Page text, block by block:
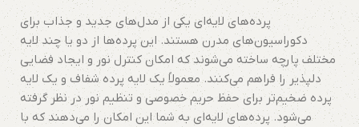
پرده‌های لایه‌ای یکی از مدل‌های جدید و جذاب برای
دکوراسیون‌های مدرن هستند. این پرده‌ها از دو یا چند لایه
مختلف پارچه ساخته می‌شوند که امکان کنترل نور و ایجاد فضایی
دلپذیر را فراهم می‌کنند. معمولاً یک لایه پرده شفاف و یک لایه
پرده ضخیم‌تر برای حفظ حریم خصوصی و تنظیم نور در نظر گرفته
می‌شود. پرده‌های لایه‌ای به شما این امکان را می‌دهند که با